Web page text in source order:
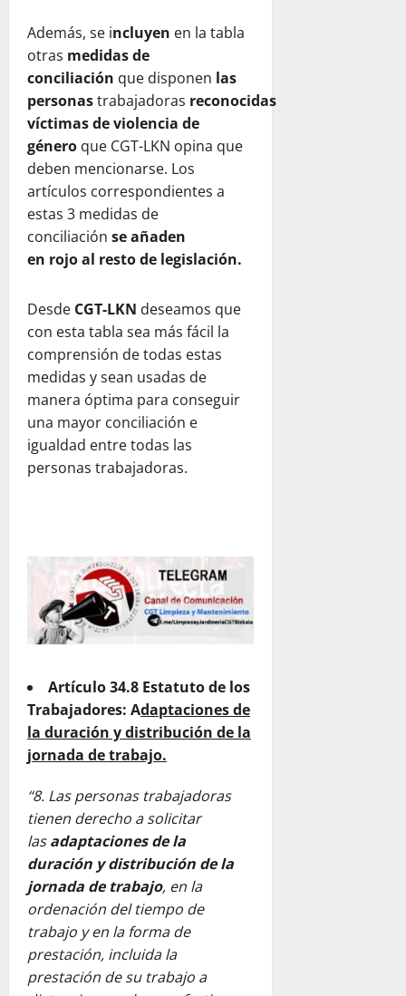
Además, se incluyen en la tabla
otras medidas de
conciliación que disponen las
personastrabajadoras reconocidas
víctimas de violencia de
género que CGT-LKN opina que
deben mencionarse. Los
artículos correspondientes a
estas 3 medidas de
conciliación se añaden
en rojo al resto de legislación.
Desde CGT-LKN deseamos que
con esta tabla sea más fácil la
comprensión de todas estas
medidas y sean usadas de
manera óptima para conseguir
una mayor conciliación e
igualdad entre todas las
personas trabajadoras.
Artículo 34.8 Estatuto de los
Trabajadores: Adaptaciones de
la duración y distribución de la
jornada de trabajo.
“8. Las personas trabajadoras
tienen derecho a solicitar
lasadaptaciones de la
duración y distribución de la
jornada de trabajo, en la
ordenación del tiempo de
trabajo y en la forma de
prestación, incluida la
prestación de su trabajo a